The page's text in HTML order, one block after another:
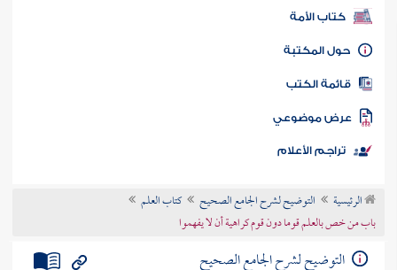
كتب PDF
كتاب الأمة
المكتبة
الكتب
موضوعي
تراجم الأعلام
الرئيسية التوضيح لشرح الجامع الصحيح
كتاب العلم
باب من خص بالعلم قوما دون قوم كراهية أن لا يفهموا
التوضيح لشرح الجامع الصحيح